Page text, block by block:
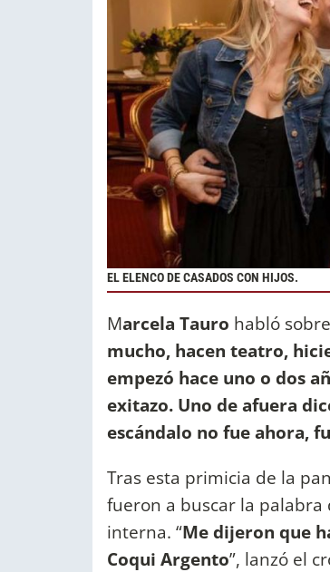
EL ELENCO DE CASADOS CON HIJOS.
Marcela Tauro habló
mucho, hacen teatro,
empezó hace uno o dos
exitazo. Uno de afuera
escándalo no fue ahora,
Tras esta primicia de la
fueron a buscar la
interna. “Me dijeron que
Coqui Argento”, lanzó el